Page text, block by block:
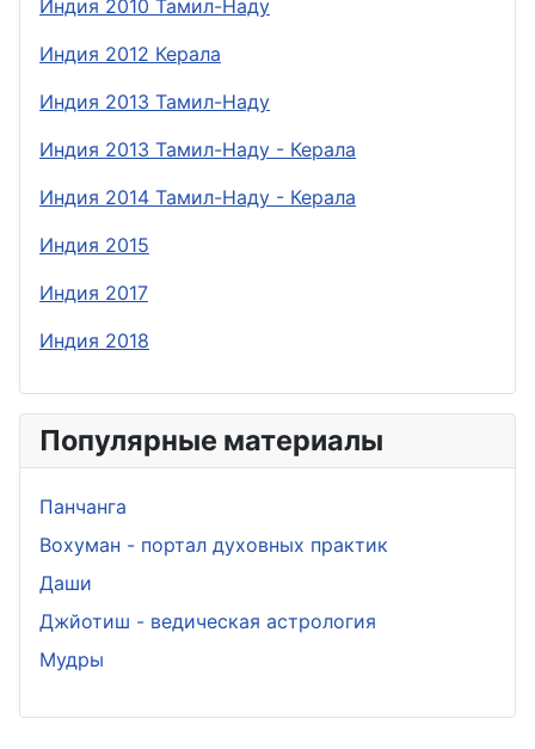
Индия 2010 Тамил-Наду
Индия 2012 Керала
Индия 2013 Тамил-Наду
Индия 2013 Тамил-Наду - Керала
Индия 2014 Тамил-Наду - Керала
Индия 2015
Индия 2017
Индия 2018
Популярные материалы
Панчанга
Вохуман - портал духовных практик
Даши
Джйотиш - ведическая астрология
Мудры